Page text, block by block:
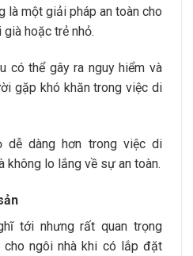
là một giải pháp an toàn cho
hoặc trẻ nhỏ.
có thể gây ra nguy hiểm và
gặp khó khăn trong việc di
dễ dàng hơn trong việc di
không lo lắng về sự an toàn.
tới nhưng rất quan trọng
ngôi nhà khi có lắp đặt